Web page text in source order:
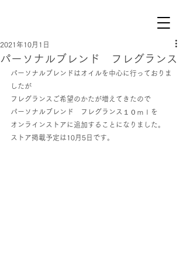
パーソナルブレンド フレグランス
2021年10月1日
パーソナルブレンドはオイルを中心に行っておりま
したが
フレグランスご希望のかたが増えてきたので
パーソナルブレンド　フレグランス１０ｍｌを
オンラインストアに追加することになりました。
ストア掲載予定は10月5日です。